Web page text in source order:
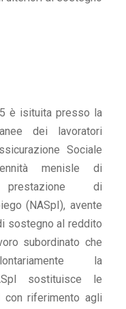
è isituita presso la
dei lavoratori
Sociale
menisle di
prestazione di
(NASpI), avente
sostegno al reddito
subordinato che
la
sostituisce le
riferimento agli